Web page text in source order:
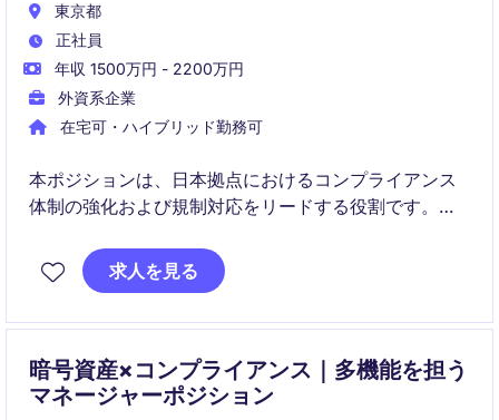
東京都
正社員
年収 1500万円 - 2200万円
外資系企業
在宅可・ハイブリッド勤務可
本ポジションは、日本拠点におけるコンプライアンス
体制の強化および規制対応をリードする役割です。ビ
業を支える重要なポジションです。
求人を見る
暗号資産×コンプライアンス｜多機能を担う
マネージャーポジション